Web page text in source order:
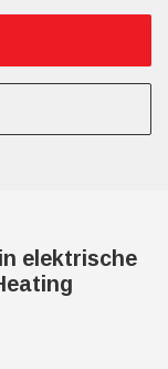
elektrische